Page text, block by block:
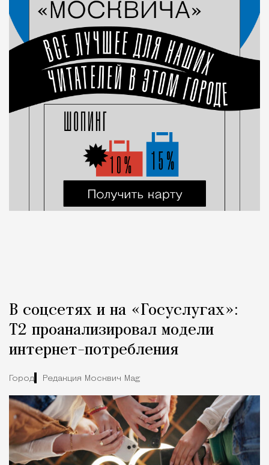
В соцсетях и на «Госуслугах»:
Т2 проанализировал модели
интернет-потребления
Город Редакция Москвич Mag